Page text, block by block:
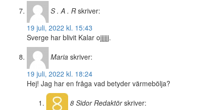
S . A . R skriver:
19 juli, 2022 kl. 15:43
Sverge har blivit Kalar ojjjjjj.
Maria skriver:
19 juli, 2022 kl. 18:24
Hej! Jag har en fråga vad betyder värmebölja?
8 SidorRedaktör skriver: